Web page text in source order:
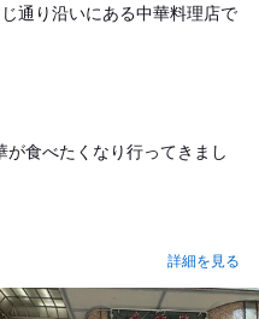
通り沿いにある中華料理店で
が食べたくなり行ってきまし
詳細を見る